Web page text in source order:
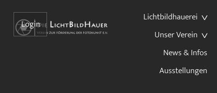
Lichtbildhauerei
Unser Verein
News & Infos
Ausstellungen
Login